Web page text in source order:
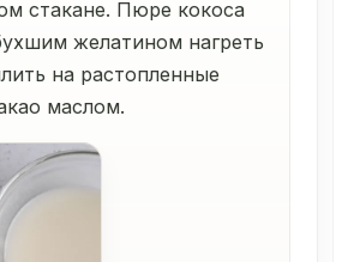
стакане. Пюре кокоса
желатином нагреть
на растопленные
маслом.